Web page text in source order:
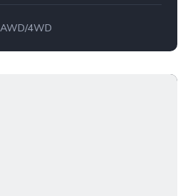
AWD/4WD